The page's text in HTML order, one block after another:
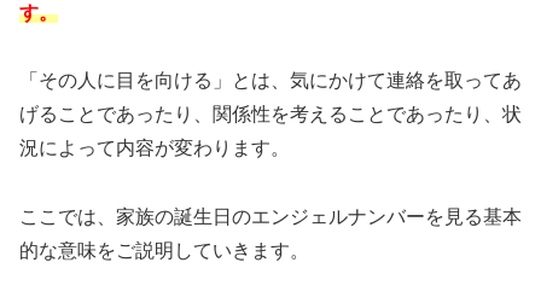
す。
「その人に目を向ける」とは、気にかけて連絡を取ってあ
げることであったり、関係性を考えることであったり、状
況によって内容が変わります。
ここでは、家族の誕生日のエンジェルナンバーを見る基本
的な意味をご説明していきます。